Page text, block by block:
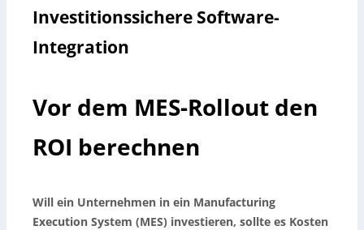
Investitionssichere Software-
Integration
Vor dem MES-Rollout den
ROI berechnen
Will ein Unternehmen in ein Manufacturing
Execution System (MES) investieren, sollte es Kosten